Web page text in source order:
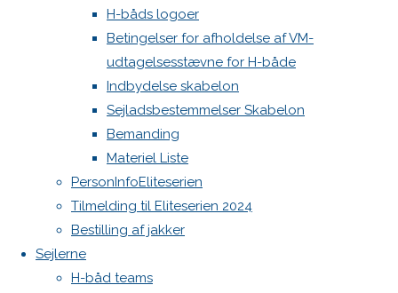
H-båds logoer
Betingelser for afholdelse af VM-
udtagelsesstævne for H-både
Indbydelse skabelon
Sejladsbestemmelser Skabelon
Bemanding
Materiel Liste
PersonInfoEliteserien
Tilmelding til Eliteserien 2024
Bestilling af jakker
Sejlerne
H-båd teams
Din e-
mailadresse
vil ikke
publiceret.
Krævede
felter er
markeret
med*
Comment